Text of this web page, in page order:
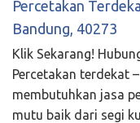
Percetakan
Bandung, 40273
Klik Sekarang!
Percetakan terdekat
membutuhkan jasa
mutu baik dari segi